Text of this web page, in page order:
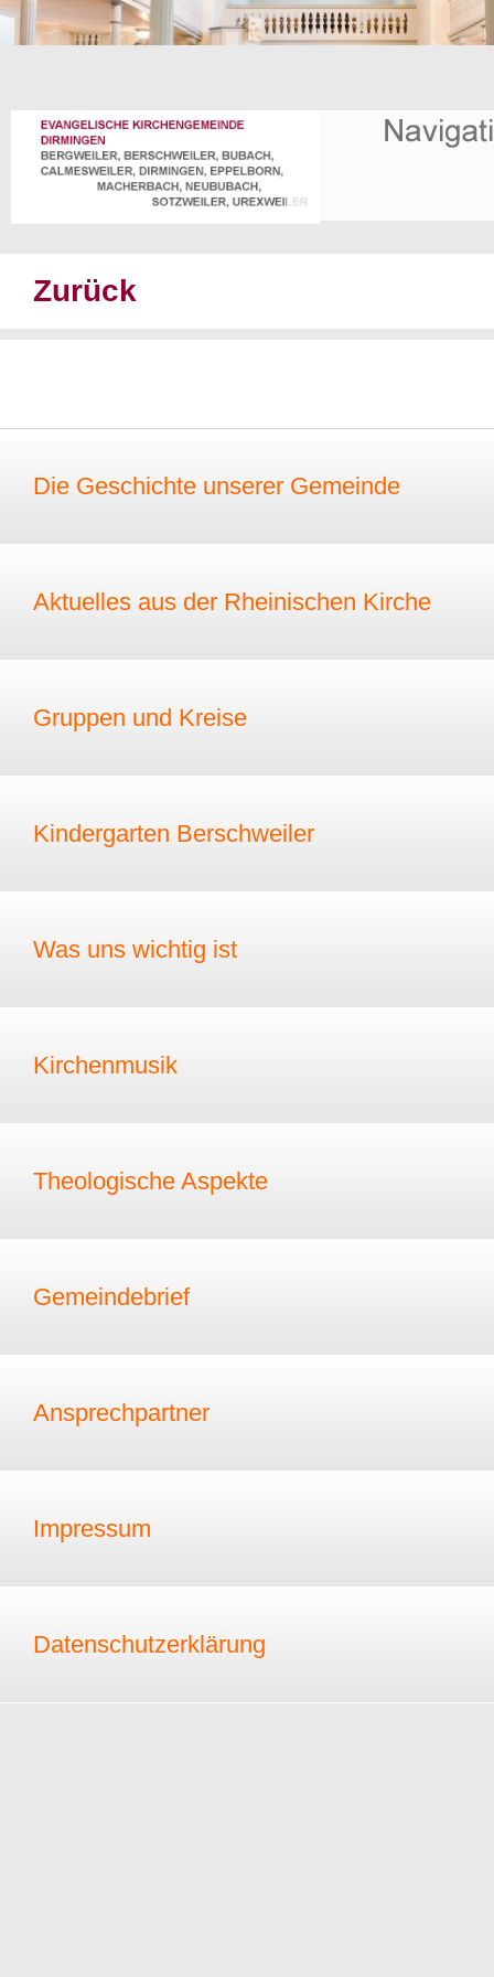
Zurück
Die Geschichte unserer Gemeinde
Aktuelles aus der Rheinischen Kirche
Gruppen und Kreise
Kindergarten Berschweiler
Was uns wichtig ist
Kirchenmusik
Theologische Aspekte
Gemeindebrief
Ansprechpartner
Impressum
Datenschutzerklärung